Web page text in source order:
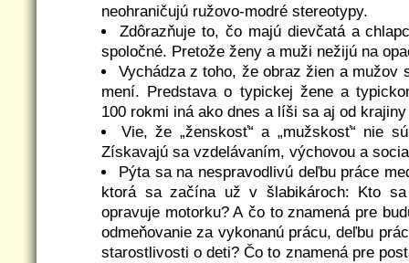
neohraničujú ružovo-modré stereotypy.
Zdôrazňuje to, čo majú dievčatá a
spoločné. Pretože ženy a muži nežijú na
Vychádza z toho, že obraz žien a mužov
mení. Predstava o typickej žene a
100 rokmi iná ako dnes a líši sa aj od
Vie, že „ženskosť“ a „mužskosť“ nie
Získavajú sa vzdelávaním, výchovou a
Pýta sa na nespravodlivú deľbu práce
ktorá sa začína už v šlabikároch: Kto
opravuje motorku? A čo to znamená pre
odmeňovanie za vykonanú prácu, deľbu
starostlivosti o deti? Čo to znamená pre